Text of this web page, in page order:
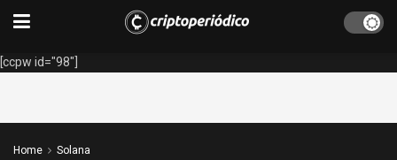
[ccpw id="98"]
Home Solana